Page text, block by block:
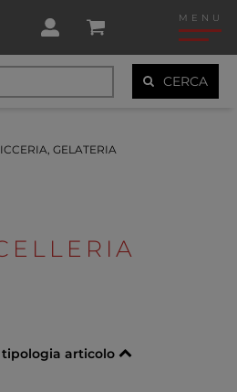
MENU
CERCA
GELATERIA
tipologia articolo